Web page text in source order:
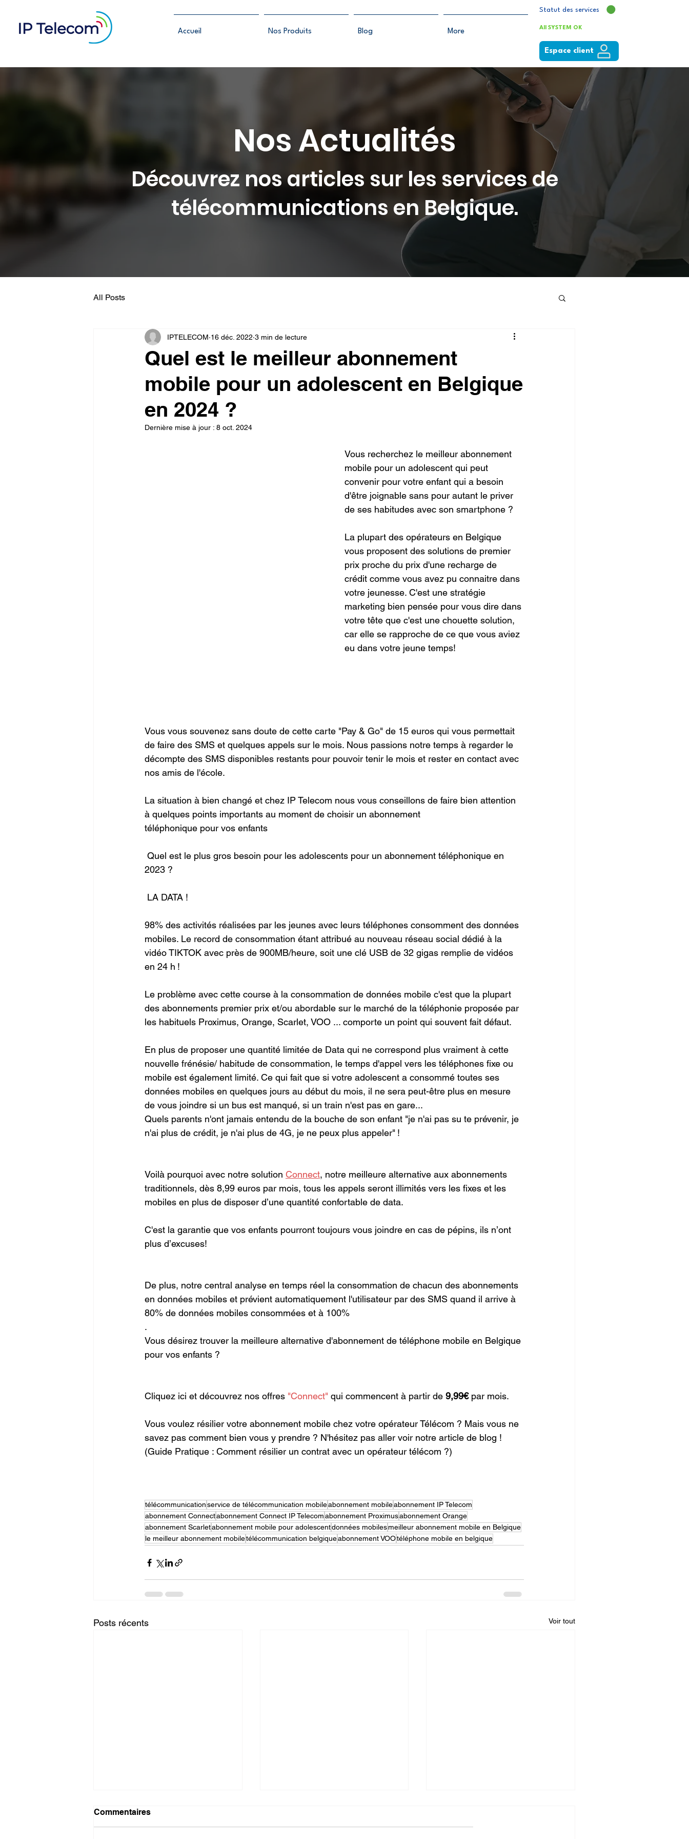
Accueil Nos Produits Blog More
Statut des services
All SYSTEM OK
Espace client
Nos Actualités
Découvrez nos articles sur les services de
télécommunications en Belgique.
All Posts
Quel est le meilleur abonnement
mobile pour un adolescent en Belgique
en 2024 ?
IPTELECOM 16 déc. 2022 3 min de lecture
Dernière mise à jour : 8 oct. 2024
Vous recherchez le meilleur abonnement
mobile pour un adolescent qui peut
convenir pour votre enfant qui a besoin
d'être joignable sans pour autant le priver
de ses habitudes avec son smartphone ?
La plupart des opérateurs en Belgique
vous proposent des solutions de premier
prix proche du prix d'une recharge de
crédit comme vous avez pu connaitre dans
votre jeunesse. C'est une stratégie
marketing bien pensée pour vous dire dans
votre tête que c'est une chouette solution,
car elle se rapproche de ce que vous aviez
eu dans votre jeune temps!
Vous vous souvenez sans doute de cette carte "Pay & Go" de 15 euros qui vous permettait
de faire des SMS et quelques appels sur le mois. Nous passions notre temps à regarder le
décompte des SMS disponibles restants pour pouvoir tenir le mois et rester en contact avec
nos amis de l'école.
La situation à bien changé et chez IP Telecom nous vous conseillons de faire bien attention
à quelques points importants au moment de choisir un abonnement
téléphonique pour vos enfants
2023 ?
LA DATA !
98% des activités réalisées par les jeunes avec leurs téléphones consomment des données
mobiles. Le record de consommation étant attribué au nouveau réseau social dédié à la
vidéo TIKTOK avec près de 900MB/heure, soit une clé USB de 32 gigas remplie de vidéos
en 24 h !
Le problème avec cette course à la consommation de données mobile c'est que la plupart
des abonnements premier prix et/ou abordable sur le marché de la téléphonie proposée par
les habituels Proximus, Orange, Scarlet, VOO ... comporte un point qui souvent fait défaut.
En plus de proposer une quantité limitée de Data qui ne correspond plus vraiment à cette
nouvelle frénésie/ habitude de consommation, le temps d'appel vers les téléphones fixe ou
mobile est également limité. Ce qui fait que si votre adolescent a consommé toutes ses
données mobiles en quelques jours au début du mois, il ne sera peut-être plus en mesure
de vous joindre si un bus est manqué, si un train n'est pas en gare...
Quels parents n'ont jamais entendu de la bouche de son enfant "je n'ai pas su te prévenir, je
n'ai plus de crédit, je n'ai plus de 4G, je ne peux plus appeler" !
Voilà pourquoi avec notre solution Connect, notre meilleure alternative aux abonnements
traditionnels, dès 8,99 euros par mois, tous les appels seront illimités vers les fixes et les
mobiles en plus de disposer d’une quantité confortable de data.
C'est la garantie que vos enfants pourront toujours vous joindre en cas de pépins, ils n’ont
plus d’excuses!
De plus, notre central analyse en temps réel la consommation de chacun des abonnements
en données mobiles et prévient automatiquement l'utilisateur par des SMS quand il arrive à
80% de données mobiles consommées et à 100%
.
Vous désirez trouver la meilleure alternative d'abonnement de téléphone mobile en Belgique
pour vos enfants ?
Cliquez ici et découvrez nos offres "Connect" qui commencent à partir de 9,99€ par mois.
Vous voulez résilier votre abonnement mobile chez votre opérateur Télécom ? Mais vous ne
savez pas comment bien vous y prendre ? N'hésitez pas aller voir notre article de blog !
(Guide Pratique : Comment résilier un contrat avec un opérateur télécom ?)
télécommunicationservice de télécommunication mobileabonnement mobileabonnement IP Telecom
abonnement Connectabonnement Connect IP Telecomabonnement Proximusabonnement Orange
abonnement Scarletabonnement mobile pour adolescentdonnées mobilesmeilleur abonnement mobile en Belgique
le meilleur abonnement mobiletélécommunication belgiqueabonnement VOOtéléphone mobile en belgique
Posts récents Voir tout
Commentaires